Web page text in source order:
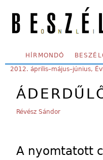
SECONDARY MENU
HÍRMONDÓ
YOU ARE HERE:
2012. április–május–június,
Révész Sándor
A nyomtatott